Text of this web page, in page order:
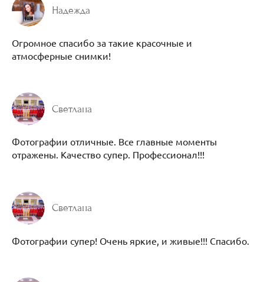
Надежда
Огромное спасибо за такие красочные и
атмосферные снимки!
Светлана
Фотографии отличные. Все главные моменты
отражены. Качество супер. Профессионал!!!
Светлана
Фотографии супер! Очень яркие, и живые!!! Спасибо.